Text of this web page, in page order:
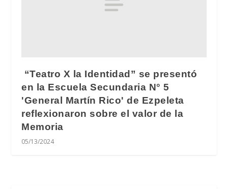
“Teatro X la Identidad” se presentó
en la Escuela Secundaria N° 5
'General Martín Rico' de Ezpeleta
reflexionaron sobre el valor de la
Memoria
05/13/2024